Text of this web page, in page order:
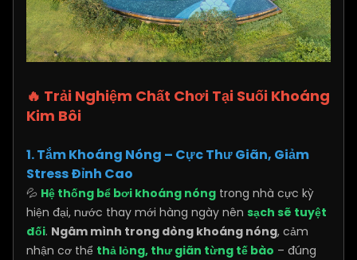
🔥 Trải Nghiệm Chất Chơi Tại Suối Khoáng
Kim Bôi
1. Tắm Khoáng Nóng – Cực Thư Giãn, Giảm
Stress Đỉnh Cao
💦 Hệ thống bể bơi khoáng nóng trong nhà cực kỳ
hiện đại, nước thay mới hàng ngày nên sạch sẽ tuyệt
đối. Ngâm mình trong dòng khoáng nóng, cảm
nhận cơ thể thả lỏng, thư giãn từng tế bào – đúng